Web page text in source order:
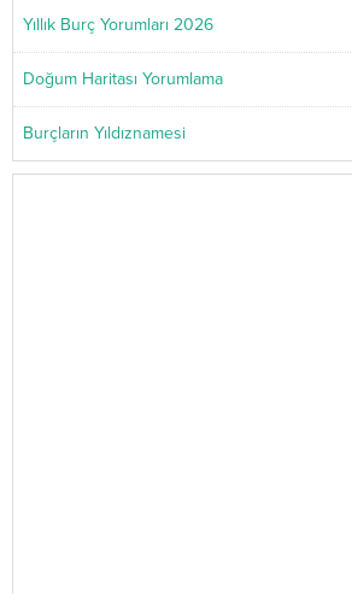
Yıllık Burç Yorumları 2026
Doğum Haritası Yorumlama
Burçların Yıldıznamesi